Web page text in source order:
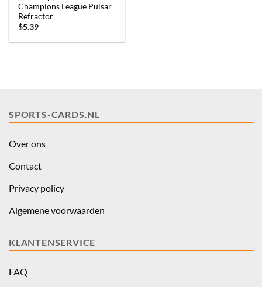
Champions League Pulsar
Refractor
$5.39
SPORTS-CARDS.NL
Over ons
Contact
Privacy policy
Algemene voorwaarden
KLANTENSERVICE
FAQ